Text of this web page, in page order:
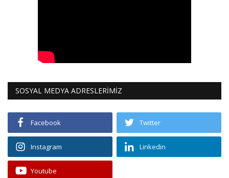
SOSYAL MEDYA ADRESLERİMİZ
Facebook Twitter
Instagram Linkedin
Youtube